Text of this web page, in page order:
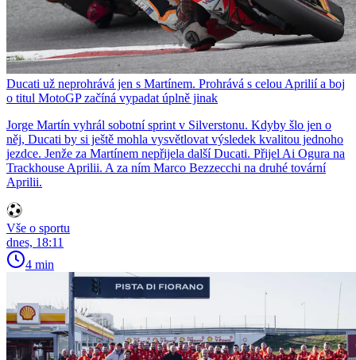
Ducati už neprohrává jen s Martínem. Prohrává s celou Aprilií a boj
o titul MotoGP začíná vypadat úplně jinak
Jorge Martín vyhrál sobotní sprint v Silverstonu. Kdyby šlo jen o
něj, Ducati by si ještě mohla vysvětlovat výsledek kvalitou jednoho
jezdce. Jenže za Martínem nepřijela další Ducati. Přijel Ai Ogura na
Trackhouse Aprilii. A za ním Marco Bezzecchi na druhé tovární
Aprilii.
Vše o sportu
dnes, 18:11
4 min